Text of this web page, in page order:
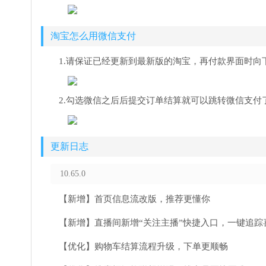
淘宝怎么用微信支付
1.请保证已经更新到最新版的淘宝，再付款界面时向
2.勾选微信之后后提交订单结算就可以跳转微信支付
更新日志
10.65.0
【新增】首页信息流改版，推荐更懂你
【新增】直播间新增“关注主播”快捷入口，一键追踪
【优化】购物车结算流程升级，下单更顺畅